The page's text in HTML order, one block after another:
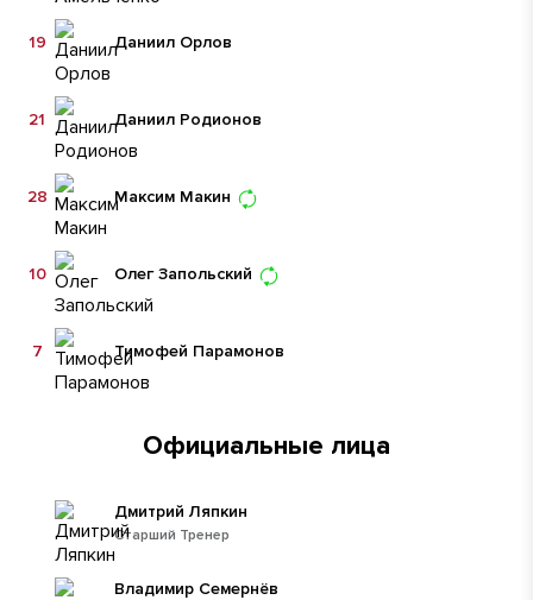
Даниил Орлов
19
Даниил Родионов
21
Максим Макин
28
Олег Запольский
10
Тимофей Парамонов
7
Официальные лица
Старший Тренер
Дмитрий Ляпкин
Владимир Семернёв